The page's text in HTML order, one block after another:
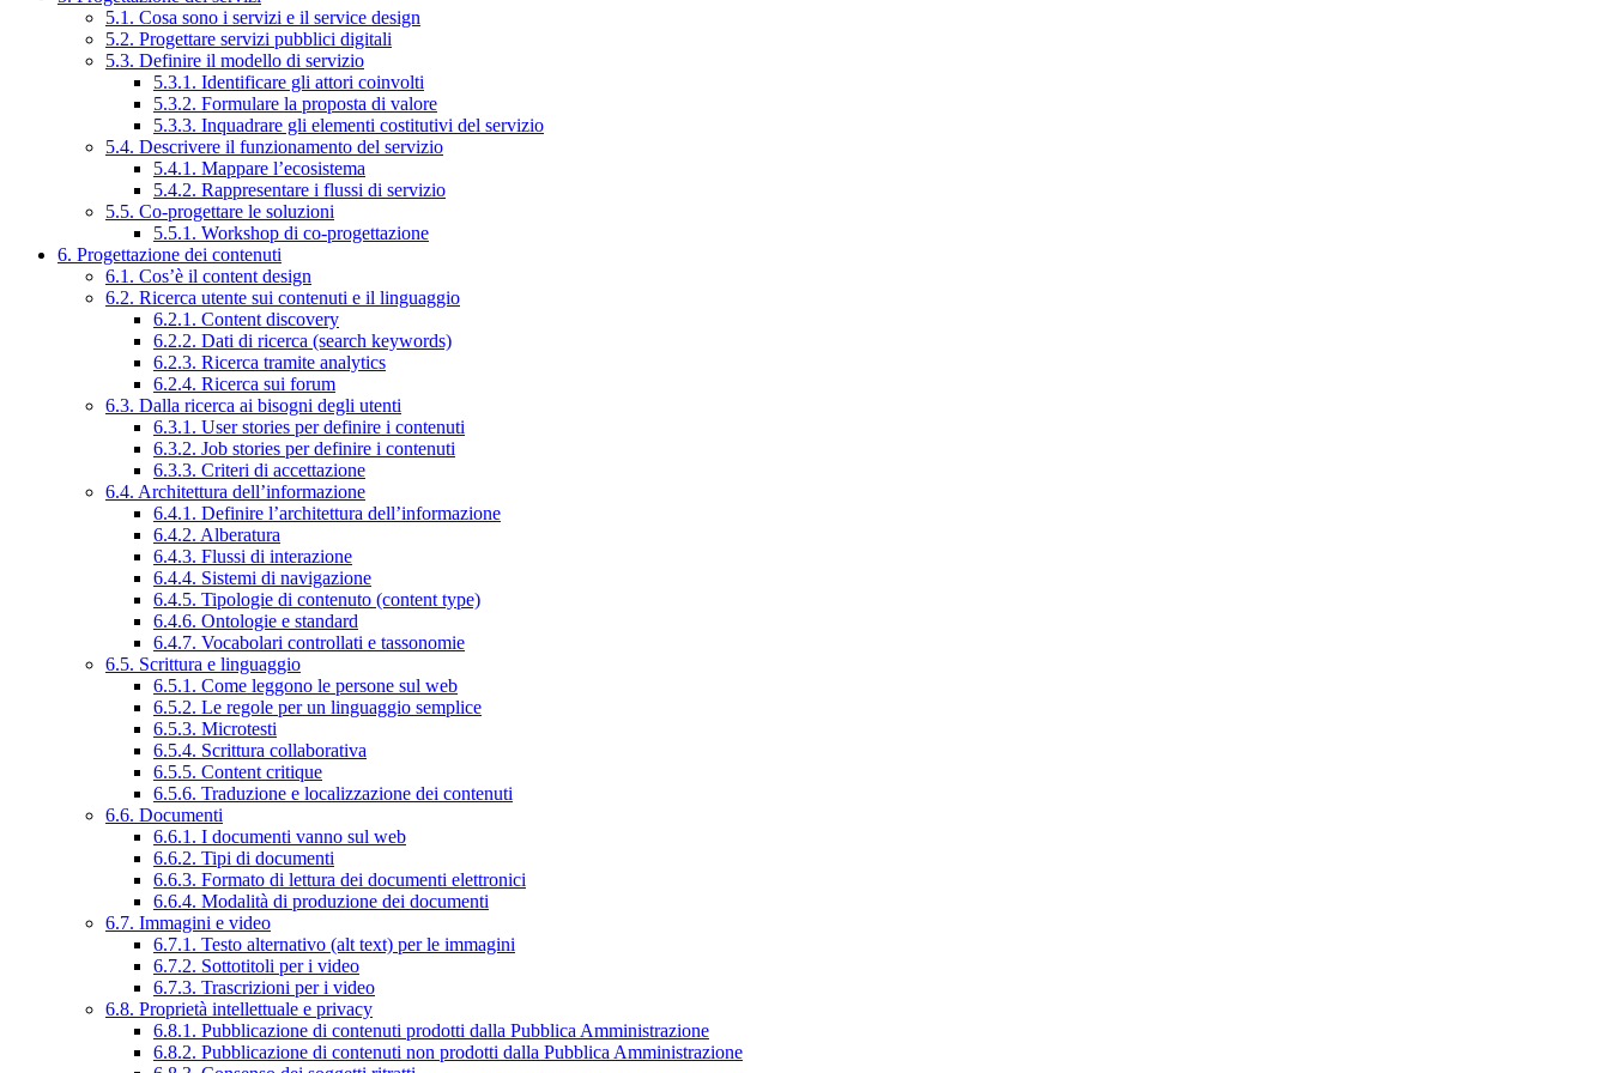
5.1. Cosa sono i servizi e il service design
5.2. Progettare servizi pubblici digitali
5.3. Definire il modello di servizio
5.3.1. Identificare gli attori coinvolti
5.3.2. Formulare la proposta di valore
5.3.3. Inquadrare gli elementi costitutivi del servizio
5.4. Descrivere il funzionamento del servizio
5.4.1. Mappare l’ecosistema
5.4.2. Rappresentare i flussi di servizio
5.5. Co-progettare le soluzioni
5.5.1. Workshop di co-progettazione
6. Progettazione dei contenuti
6.1. Cos’è il content design
6.2. Ricerca utente sui contenuti e il linguaggio
6.2.1. Content discovery
6.2.2. Dati di ricerca (search keywords)
6.2.3. Ricerca tramite analytics
6.2.4. Ricerca sui forum
6.3. Dalla ricerca ai bisogni degli utenti
6.3.1. User stories per definire i contenuti
6.3.2. Job stories per definire i contenuti
6.3.3. Criteri di accettazione
6.4. Architettura dell’informazione
6.4.1. Definire l’architettura dell’informazione
6.4.2. Alberatura
6.4.3. Flussi di interazione
6.4.4. Sistemi di navigazione
6.4.5. Tipologie di contenuto (content type)
6.4.6. Ontologie e standard
6.4.7. Vocabolari controllati e tassonomie
6.5. Scrittura e linguaggio
6.5.1. Come leggono le persone sul web
6.5.2. Le regole per un linguaggio semplice
6.5.3. Microtesti
6.5.4. Scrittura collaborativa
6.5.5. Content critique
6.5.6. Traduzione e localizzazione dei contenuti
6.6. Documenti
6.6.1. I documenti vanno sul web
6.6.2. Tipi di documenti
6.6.3. Formato di lettura dei documenti elettronici
6.6.4. Modalità di produzione dei documenti
6.7. Immagini e video
6.7.1. Testo alternativo (alt text) per le immagini
6.7.2. Sottotitoli per i video
6.7.3. Trascrizioni per i video
6.8. Proprietà intellettuale e privacy
6.8.1. Pubblicazione di contenuti prodotti dalla Pubblica Amministrazione
6.8.2. Pubblicazione di contenuti non prodotti dalla Pubblica Amministrazione